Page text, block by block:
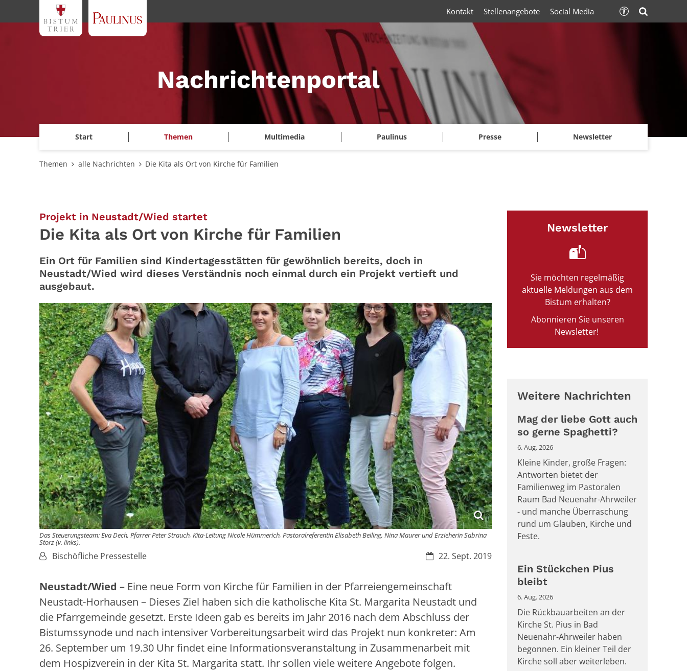
Zum Inhalt springen
Nachrichtenportal
Start Themen Multimedia Paulinus Presse Newsletter
Kontakt Stellenangebote Social Media
Themen alle Nachrichten Die Kita als Ort von Kirche für Familien
Projekt in Neustadt/Wied startet:
Die Kita als Ort von Kirche für Familien
Ein Ort für Familien sind Kindertagesstätten für gewöhnlich bereits, doch in
Neustadt/Wied wird dieses Verständnis noch einmal durch ein Projekt vertieft und
ausgebaut.
Das Steuerungsteam: Eva Dech, Pfarrer Peter Strauch, Kita-Leitung Nicole Hümmerich, Pastoralreferentin Elisabeth Beiling, Nina Maurer und Erzieherin Sabrina
Storz (v. links).
Datum:
22. Sept. 2019
Von:Bischöfliche Pressestelle
Neustadt/Wied – Eine neue Form von Kirche für Familien in der Pfarreiengemeinschaft
Neustadt-Horhausen – Dieses Ziel haben sich die katholische Kita St. Margarita Neustadt und
die Pfarrgemeinde gesetzt. Erste Ideen gab es bereits im Jahr 2016 nach dem Abschluss der
Bistumssynode und nach intensiver Vorbereitungsarbeit wird das Projekt nun konkreter: Am
26. September um 19.30 Uhr findet eine Informationsveranstaltung in Zusammenarbeit mit
dem Hospizverein in der Kita St. Margarita statt. Ihr sollen viele weitere Angebote folgen.
Newsletter
Sie möchten regelmäßig
aktuelle Meldungen aus dem
Bistum erhalten?
Abonnieren Sie unseren
Newsletter!
Weitere Nachrichten
Mag der liebe Gott auch
so gerne Spaghetti?
6. Aug. 2026
Kleine Kinder, große Fragen:
Antworten bietet der
Familienweg im Pastoralen
Raum Bad Neuenahr-Ahrweiler
- und manche Überraschung
rund um Glauben, Kirche und
Feste.
Ein Stückchen Pius
bleibt
6. Aug. 2026
Die Rückbauarbeiten an der
Kirche St. Pius in Bad
Neuenahr-Ahrweiler haben
begonnen. Ein kleiner Teil der
Kirche soll aber weiterleben.